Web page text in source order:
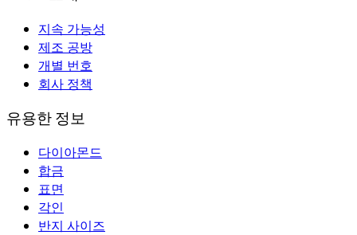
지속 가능성
제조 공방
개별 번호
회사 정책
유용한 정보
다이아몬드
합금
표면
각인
반지 사이즈